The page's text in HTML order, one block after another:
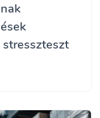
stresszteszt